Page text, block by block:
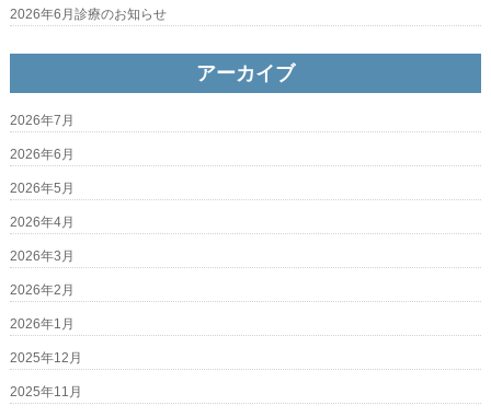
2026年6月診療のお知らせ
アーカイブ
2026年7月
2026年6月
2026年5月
2026年4月
2026年3月
2026年2月
2026年1月
2025年12月
2025年11月